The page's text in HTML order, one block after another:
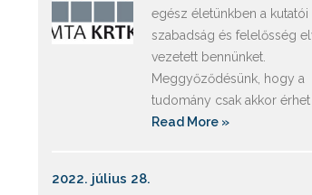
egész életünkben a kutatói
szabadság és felelősség
vezetett bennünket.
Meggyőződésünk, hogy a
tudomány csak akkor érhet
Read More »
2022. július 28.